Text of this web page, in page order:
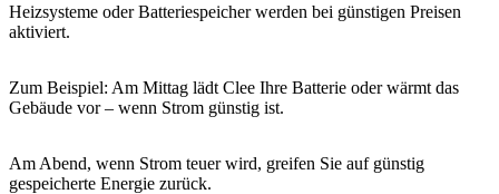
Heizsysteme oder Batteriespeicher werden bei günstigen Preisen
aktiviert.
Zum Beispiel: Am Mittag lädt Clee Ihre Batterie oder wärmt das
Gebäude vor – wenn Strom günstig ist.
Am Abend, wenn Strom teuer wird, greifen Sie auf günstig
gespeicherte Energie zurück.